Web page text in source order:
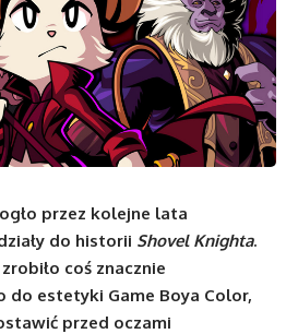
przez kolejne lata
do historii Shovel Knighta.
coś znacznie
do estetyki Game Boya Color,
przed oczami